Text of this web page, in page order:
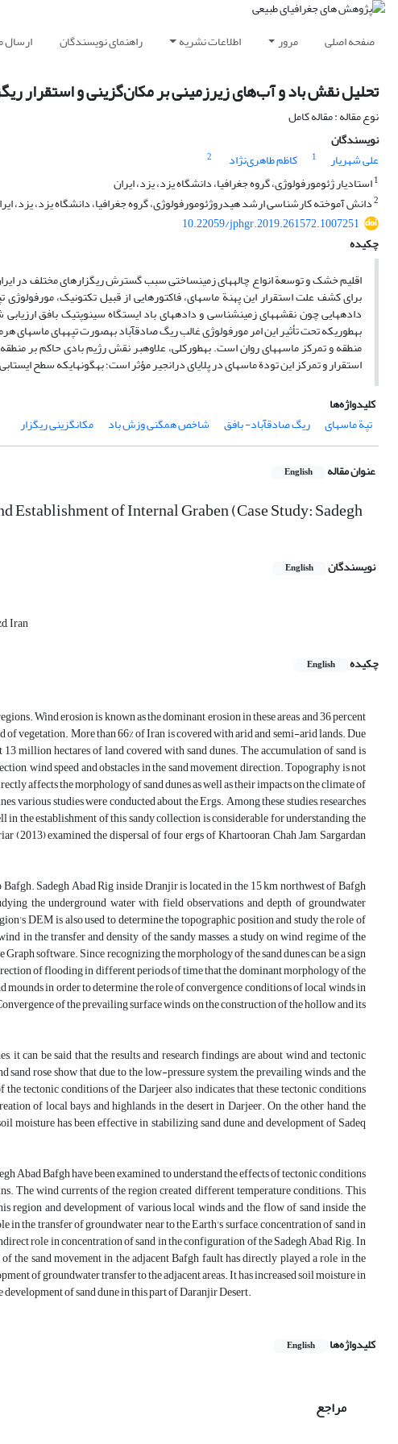
صفحه اصلی مرور اطلاعات نشریه راهنمای نویسندگان ارسال
تحلیل نقش باد و آب‌های زیرزمینی بر مکان‌گزینی و استقرار
نوع مقاله : مقاله کامل
نویسندگان
علی شهریار
1 کاظم طاهری‌نژاد
2
1استادیار ژئومورفولوژی، گروه جغرافیا، دانشگاه یزد، یزد، ایران
2دانش ‏آموخته کارشناسی ارشد هیدروژئومورفولوژی، گروه جغرافیا، دانشگاه یزد، یزد،
10.22059/jphgr.2019.261572.1007251
چکیده
اقلیم خشک و توسعة انواع چاله‏های زمین‏ساختی سبب گسترش ریگزارهای مختلف در
برای کشف علت استقرار این پهنة ماسه‏ای، فاکتورهایی از قبیل تکتونیک، مورفولوژی
داده‏هایی ‏چون نقشه‏های زمین‏شناسی و داده‏های باد ایستگاه سینوپتیک بافق
به‏طوری‏که تحت تأثیر این امر مورفولوژی غالب ریگ صادق‏آباد به‏صورت تپه‏های ماسه‏ای
منطقه و تمرکز ماسه‏های روان است. به‏طورکلی، علاوه‏بر نقش رژیم بادی حاکم بر
استقرار و تمرکز این تودة ماسه‏ای در پلایای درانجیر مؤثر است؛ به‏گونه‏ای‏که سطح
کلیدواژه‌ها
تپة‏ ماسه‏ای
ریگ صادق‏آباد- بافق شاخص همگنی وزش باد مکان‏گزینی ریگزار
عنوان مقاله English
of Internal Graben (Case Study: Sadegh
نویسندگان English
Iran
چکیده
English
Wind erosion is known as the dominant erosion in these areas and 36 percent
vegetation. More than 66% of Iran is covered with arid and semi-arid lands. Due
million hectares of land covered with sand dunes. The accumulation of sand is
wind speed and obstacles in the sand movement direction. Topography is not
affects the morphology of sand dunes as well as their impacts on the climate of
various studies were conducted about the Ergs. Among these studies, researches
the establishment of this sandy collection is considerable for understanding the
(2013) examined the dispersal of four ergs of Khartooran, Chah Jam, Sargardan
Sadegh Abad Rig inside Dranjir is located in the 15 km northwest of Bafgh
the underground water with field observations and depth of groundwater
DEM is also used to determine the topographic position and study the role of
in the transfer and density of the sandy masses, a study on wind regime of the
software. Since recognizing the morphology of the sand dunes can be a sign
of flooding in different periods of time that the dominant morphology of the
mounds in order to determine the role of convergence conditions of local winds in
of the prevailing surface winds on the construction of the hollow and its
can be said that the results and research findings are about wind and tectonic
rose show that due to the low-pressure system, the prevailing winds and the
tectonic conditions of the Darjeer also indicates that these tectonic conditions
of local bays and highlands in the desert in Darjeer. On the other hand, the
moisture has been effective in stabilizing sand dune and development of Sadeq
Abad Bafgh have been examined to understand the effects of tectonic conditions
The wind currents of the region created different temperature conditions. This
region and development of various local winds and the flow of sand inside the
the transfer of groundwater near to the Earth's surface, concentration of sand in
role in concentration of sand in the configuration of the Sadegh Abad Rig. In
sand movement in the adjacent Bafgh fault has directly played a role in the
of groundwater transfer to the adjacent areas. It has increased soil moisture in
of sand dune in this part of Daranjir Desert.
کلیدواژه‌ها English
مراجع